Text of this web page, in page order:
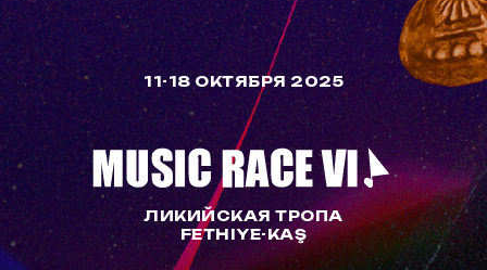
ЛИКИЙСКАЯ ТРОПА
FETHIYE-KAŞ
11-18 ОКТЯБРЯ 2025